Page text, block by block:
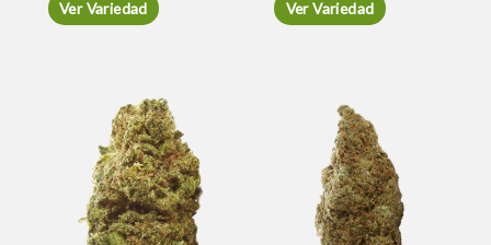
Ver Variedad Ver Variedad